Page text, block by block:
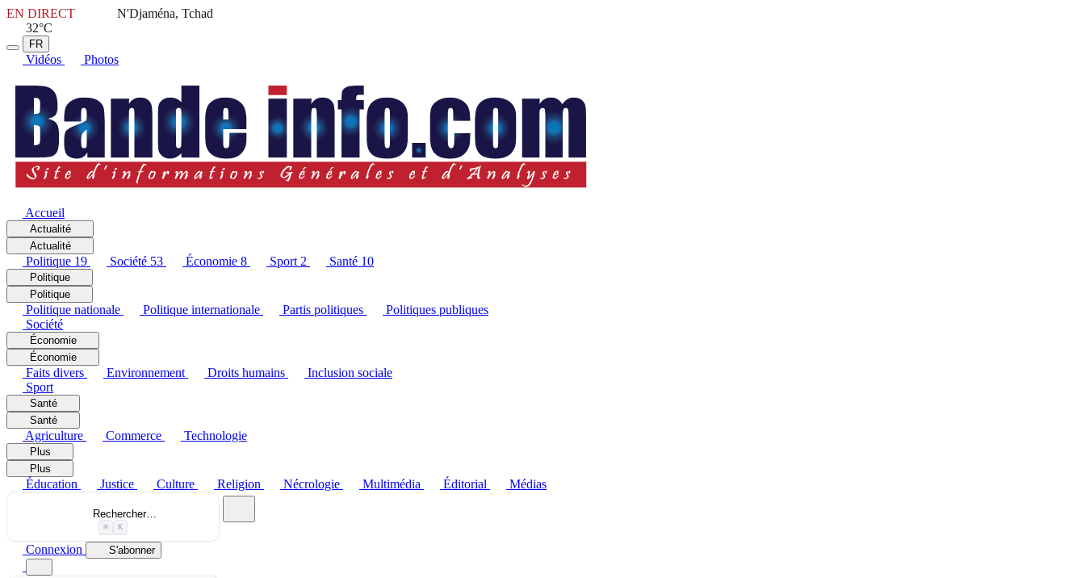
EN DIRECT
N'Djaména, Tchad
32°C
FR
Vidéos Photos
Accueil
Actualité
Actualité
Politique 19 Société 53 Économie 8 Sport 2 Santé 10
Politique
Politique
Politique nationale Politique internationale Partis politiques
Politiques publiques
Société
Économie
Économie
Faits divers Environnement Droits humains
Inclusion sociale
Sport
Santé
Santé
Agriculture Commerce Technologie
Plus
Plus
Éducation Justice Culture Religion Nécrologie Multimédia Éditorial Médias
Rechercher…
⌘ K
Connexion S'abonner